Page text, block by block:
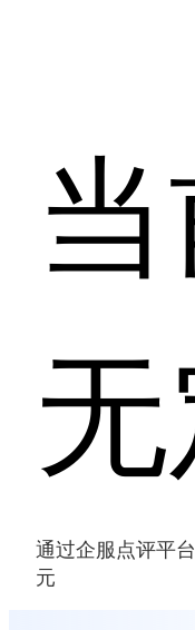
通过企服点评平
元